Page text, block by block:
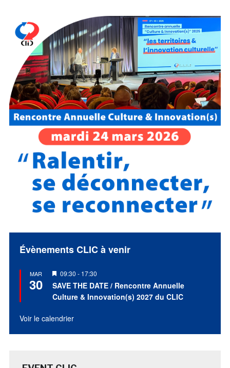
Évènements CLIC à venir
MAR
30
Mis
en
avant
09:30 - 17:30
SAVE THE DATE / Rencontre Annuelle
Culture & Innovation(s) 2027 du CLIC
Voir le calendrier